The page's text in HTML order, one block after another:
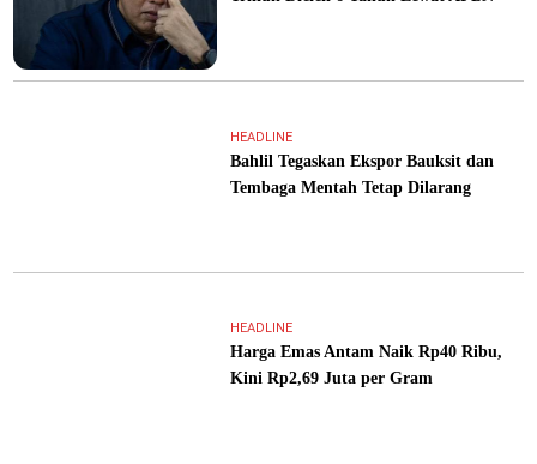
HEADLINE
Bahlil Tegaskan Ekspor Bauksit dan
Tembaga Mentah Tetap Dilarang
HEADLINE
Harga Emas Antam Naik Rp40 Ribu,
Kini Rp2,69 Juta per Gram